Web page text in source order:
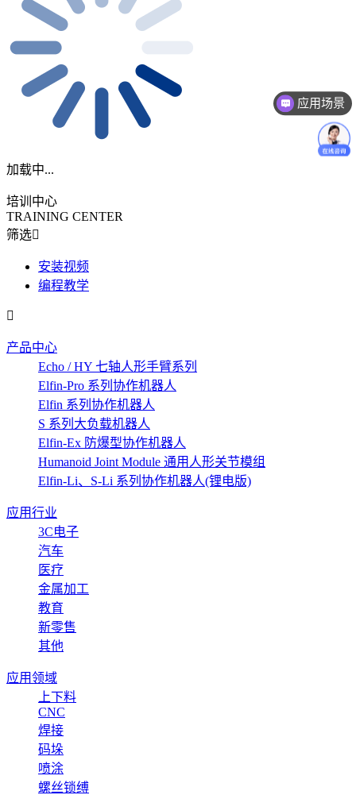
加载中...
培训中心
TRAINING CENTER
筛选
安装视频
编程教学
产品中心
Echo / HY 七轴人形手臂系列
Elfin-Pro 系列协作机器人
Elfin 系列协作机器人
S 系列大负载机器人
Elfin-Ex 防爆型协作机器人
Humanoid Joint Module 通用人形关节模组
Elfin-Li、S-Li 系列协作机器人(锂电版)
应用行业
3C电子
汽车
医疗
金属加工
教育
新零售
其他
应用领域
上下料
CNC
焊接
码垛
喷涂
螺丝锁缚
应用场景